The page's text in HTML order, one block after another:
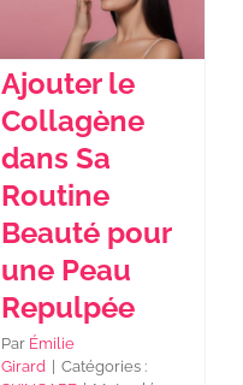
Ajouter le
Collagène
dans Sa
Routine
Beauté pour
une Peau
Repulpée
Par Émilie
Girard
Catégories :